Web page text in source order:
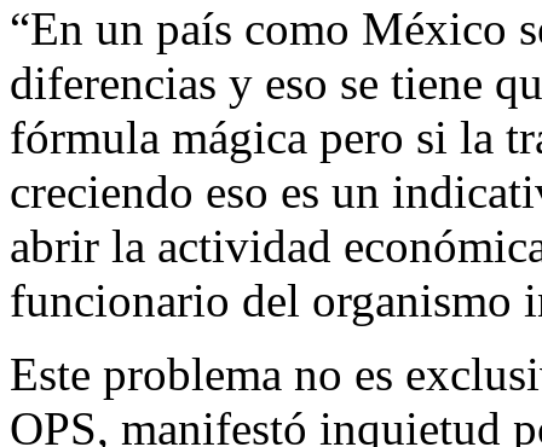
“En un país como México
diferencias y eso se tiene
fórmula mágica pero si la
creciendo eso es un
abrir la actividad
funcionario del organismo
Este problema no es
OPS, manifestó inquietud